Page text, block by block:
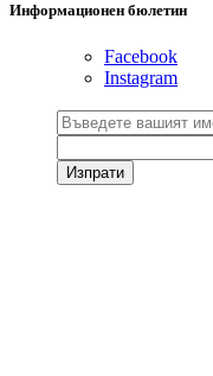
Информационен бюлетин
Facebook
Instagram